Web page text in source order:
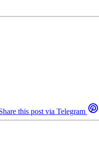
this post via Telegram